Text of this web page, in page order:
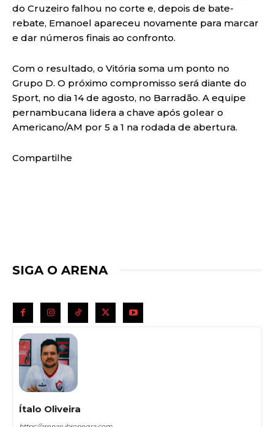
do Cruzeiro falhou no corte e, depois de bate-
rebate, Emanoel apareceu novamente para marcar
e dar números finais ao confronto.
Com o resultado, o Vitória soma um ponto no
Grupo D. O próximo compromisso será diante do
Sport, no dia 14 de agosto, no Barradão. A equipe
pernambucana lidera a chave após golear o
Americano/AM por 5 a 1 na rodada de abertura.
Compartilhe
SIGA O ARENA
Ítalo Oliveira